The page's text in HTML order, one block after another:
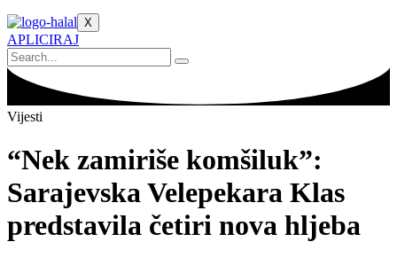
X
APLICIRAJ
Vijesti
“Nek zamiriše komšiluk”:
Sarajevska Velepekara Klas
predstavila četiri nova hljeba